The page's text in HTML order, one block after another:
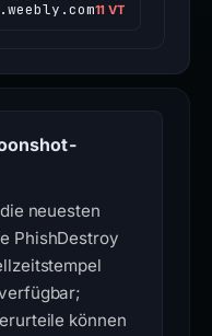
11 VT
neuesten
PhishDestroy
können